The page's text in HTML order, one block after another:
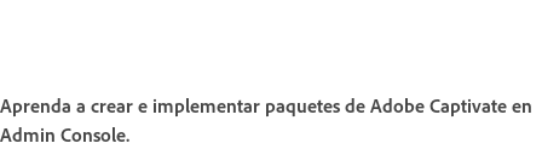
Aprenda a crear e implementar paquetes de Adobe Captivate en
Admin Console.